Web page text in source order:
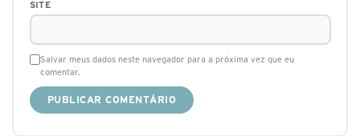
SITE
Salvar meus dados neste navegador para a próxima vez que eu
comentar.